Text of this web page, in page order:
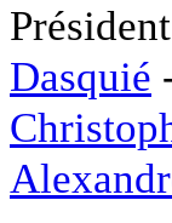
Dasquié